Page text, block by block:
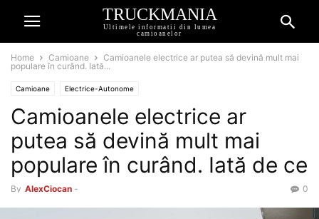
TRUCKMANIA
Ultimele informatii din lumea
camioanelor
Home Camioane
Camioanele electrice ar putea să devină mult mai
populare în curând. Iată...
Camioane Electrice-Autonome
Camioanele electrice ar
putea să devină mult mai
populare în curând. Iată de ce
By AlexCiocan - 0